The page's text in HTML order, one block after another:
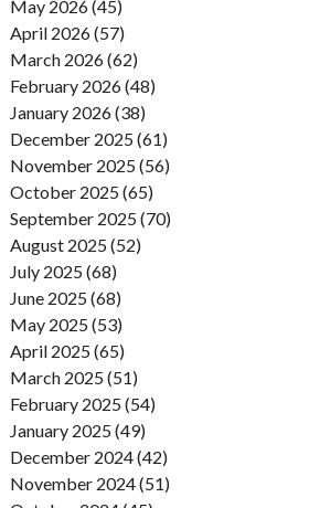
May 2026 (45)
April 2026 (57)
March 2026 (62)
February 2026 (48)
January 2026 (38)
December 2025 (61)
November 2025 (56)
October 2025 (65)
September 2025 (70)
August 2025 (52)
July 2025 (68)
June 2025 (68)
May 2025 (53)
April 2025 (65)
March 2025 (51)
February 2025 (54)
January 2025 (49)
December 2024 (42)
November 2024 (51)